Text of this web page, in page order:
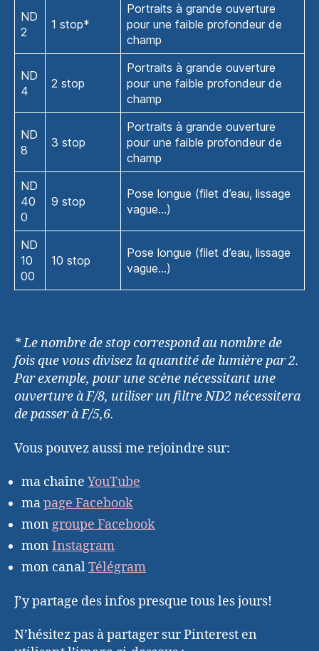
ND
2
1 stop*
Portraits à grande ouverture
pour une faible profondeur de
champ
ND
4
2 stop
Portraits à grande ouverture
pour une faible profondeur de
champ
ND
8
3 stop
Portraits à grande ouverture
pour une faible profondeur de
champ
ND
40
0
9 stop
Pose longue (filet d’eau, lissage
vague…)
ND
10
00
10 stop
Pose longue (filet d’eau, lissage
vague…)
* Le nombre de stop correspond au nombre de
fois que vous divisez la quantité de lumière par 2.
Par exemple, pour une scène nécessitant une
ouverture à F/8, utiliser un filtre ND2 nécessitera
de passer à F/5,6.
Vous pouvez aussi me rejoindre sur:
ma chaîne YouTube
mapage Facebook
mon groupe Facebook
mon Instagram
mon canalTélégram
J’y partage des infos presque tous les jours!
N’hésitez pas à partager sur Pinterest en